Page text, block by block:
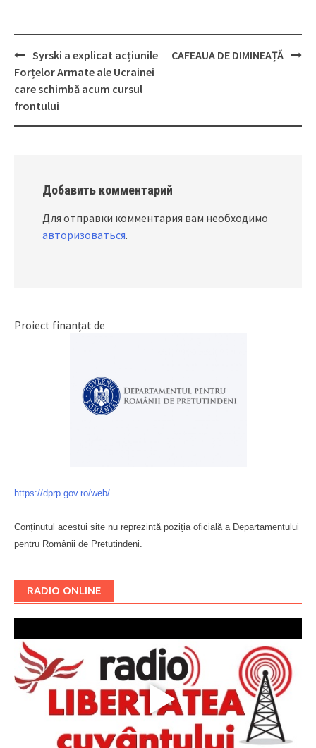
Post
navigation
Syrski a explicat acțiunile
Forțelor Armate ale Ucrainei
care schimbă acum cursul
frontului
CAFEAUA DE DIMINEAȚĂ
Добавить комментарий
Для отправки комментария вам необходимо
авторизоваться.
Proiect finanțat de
https://dprp.gov.ro/web/
Conținutul acestui site nu reprezintă poziția oficială a Departamentului
pentru Românii de Pretutindeni.
RADIO ONLINE